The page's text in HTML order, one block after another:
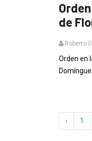
de
Roberto
Orden en
‹ 1